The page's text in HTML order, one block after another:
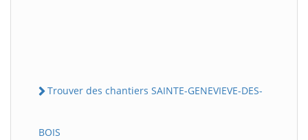
Trouver des chantiers SAINTE-GENEVIEVE-DES-
BOIS